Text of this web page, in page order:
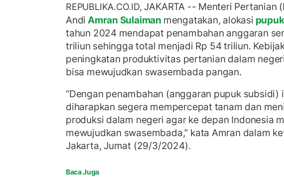
REPUBLIKA.CO.ID,JAKARTA -- Menteri Pertanian
Andi Amran Sulaiman mengatakan, alokasi
tahun 2024 mendapat penambahan anggaran
triliun sehingga total menjadi Rp 54 triliun.
peningkatan produktivitas pertanian dalam
bisa mewujudkan swasembada pangan.
“Dengan penambahan (anggaran pupuk subsidi)
diharapkan segera mempercepat tanam dan
produksi dalam negeri agar ke depan Indonesia
mewujudkan swasembada,” kata Amran dalam
Jakarta, Jumat (29/3/2024).
Baca Juga